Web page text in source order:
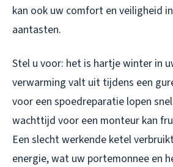
kan ook uw comfort en veiligheid
aantasten.
Stel u voor: het is hartje winter in
verwarming valt uit tijdens een
voor een spoedreparatie lopen
wachttijd voor een monteur kan
Een slecht werkende ketel
energie, wat uw portemonnee en